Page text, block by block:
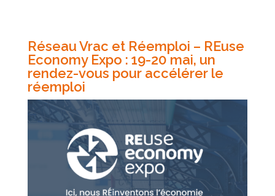
Réseau Vrac et Réemploi – REuse
Economy Expo : 19-20 mai, un
rendez-vous pour accélérer le
réemploi